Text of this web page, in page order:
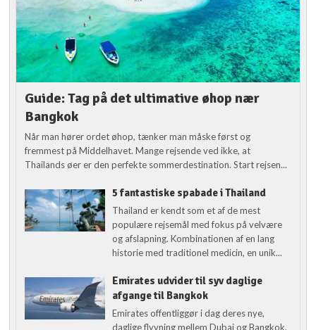
Guide: Tag på det ultimative øhop nær
Bangkok
Når man hører ordet øhop, tænker man måske først og
fremmest på Middelhavet. Mange rejsende ved ikke, at
Thailands øer er den perfekte sommerdestination. Start rejsen...
5 fantastiske spabade i Thailand
Thailand er kendt som et af de mest
populære rejsemål med fokus på velvære
og afslapning. Kombinationen af en lang
historie med traditionel medicin, en unik...
Emirates udvider til syv daglige
afgange til Bangkok
Emirates offentliggør i dag deres nye,
daglige flyvning mellem Dubai og Bangkok,